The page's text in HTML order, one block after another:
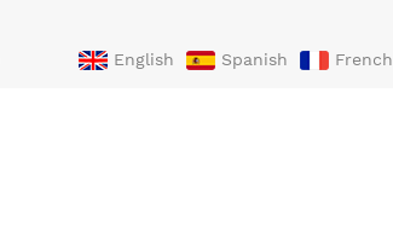
English Spanish French